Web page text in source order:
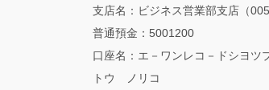
支店名：ビジネス営業部支店（005
普通預金：5001200
口座名：エ－ワンレコ－ドシヨ
トウ ノリコ